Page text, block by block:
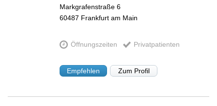
Markgrafenstraße 6
60487 Frankfurt am Main
Öffnungszeiten Privatpatienten
Empfehlen Zum Profil